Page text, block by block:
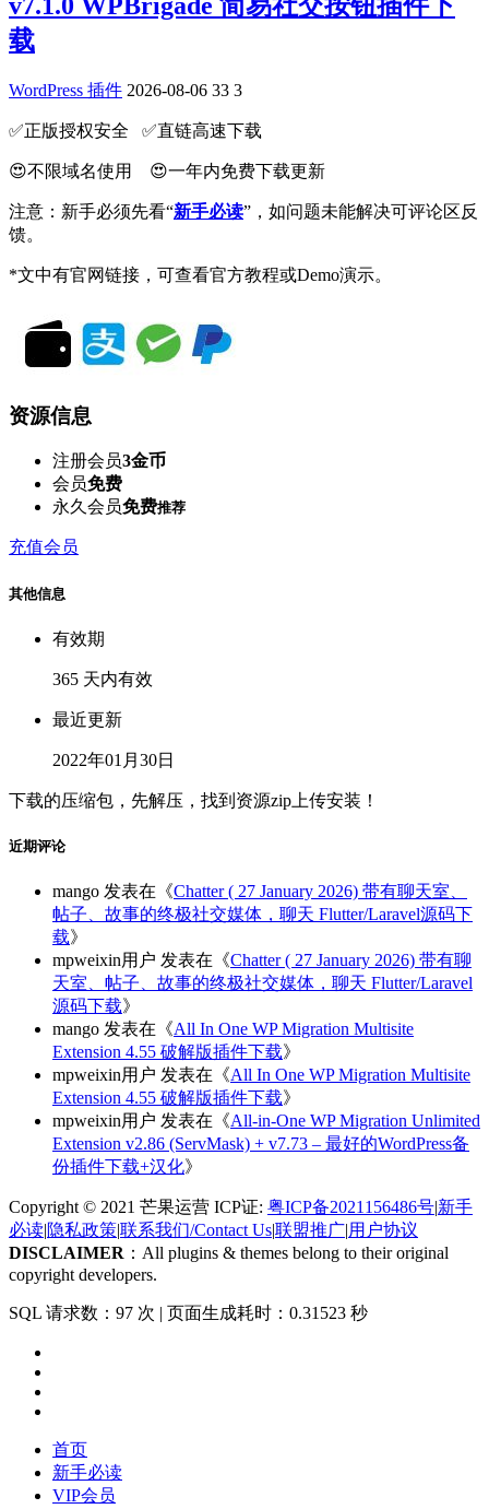
载
WordPress 插件 2026-08-06 33 3
✅️正版授权安全 ✅️直链高速下载
😍不限域名使用 😍一年内免费下载更新
注意：新手必须先看“新手必读”，如问题未能解决可评论区反
馈。
*文中有官网链接，可查看官方教程或Demo演示。
资源信息
注册会员3金币
会员免费
永久会员免费推荐
充值会员
其他信息
有效期
365 天内有效
最近更新
2022年01月30日
下载的压缩包，先解压，找到资源zip上传安装！
近期评论
mango 发表在《Chatter ( 27 January 2026) 带有聊天室、
帖子、故事的终极社交媒体，聊天 Flutter/Laravel源码下
载》
mpweixin用户 发表在《Chatter ( 27 January 2026) 带有聊
天室、帖子、故事的终极社交媒体，聊天 Flutter/Laravel
源码下载》
mango 发表在《All In One WP Migration Multisite
Extension 4.55 破解版插件下载》
mpweixin用户 发表在《All In One WP Migration Multisite
Extension 4.55 破解版插件下载》
mpweixin用户 发表在《All-in-One WP Migration Unlimited
Extension v2.86 (ServMask) + v7.73 – 最好的WordPress备
份插件下载+汉化》
Copyright © 2021 芒果运营 ICP证: 粤ICP备2021156486号|新手
必读|隐私政策|联系我们/Contact Us|联盟推广|用户协议
DISCLAIMER ：All plugins & themes belong to their original
copyright developers.
SQL 请求数：97 次 | 页面生成耗时：0.31523 秒
首页
新手必读
VIP会员